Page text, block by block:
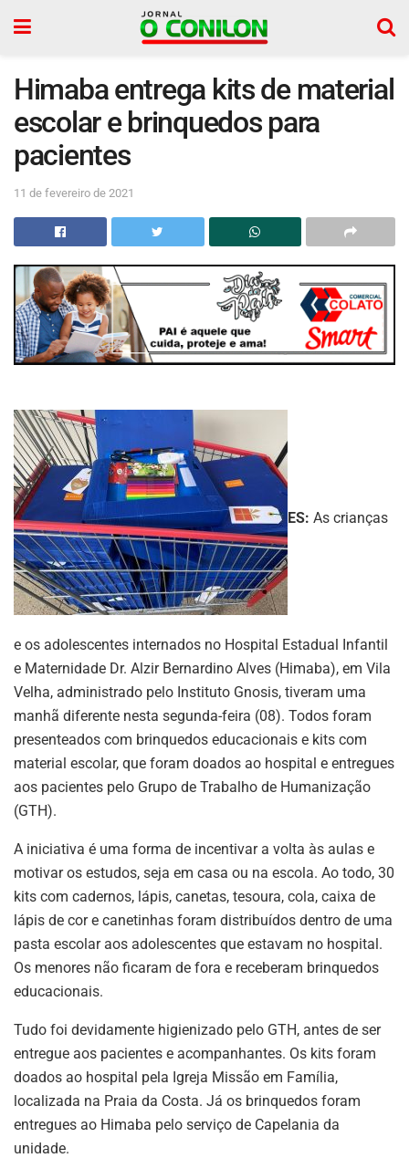
Himaba entrega kits de material
escolar e brinquedos para
pacientes
11 de fevereiro de 2021
ES: As crianças
e os adolescentes internados no Hospital Estadual Infantil
e Maternidade Dr. Alzir Bernardino Alves (Himaba), em Vila
Velha, administrado pelo Instituto Gnosis, tiveram uma
manhã diferente nesta segunda-feira (08). Todos foram
presenteados com brinquedos educacionais e kits com
material escolar, que foram doados ao hospital e entregues
aos pacientes pelo Grupo de Trabalho de Humanização
(GTH).
A iniciativa é uma forma de incentivar a volta às aulas e
motivar os estudos, seja em casa ou na escola. Ao todo, 30
kits com cadernos, lápis, canetas, tesoura, cola, caixa de
lápis de cor e canetinhas foram distribuídos dentro de uma
pasta escolar aos adolescentes que estavam no hospital.
Os menores não ficaram de fora e receberam brinquedos
educacionais.
Tudo foi devidamente higienizado pelo GTH, antes de ser
entregue aos pacientes e acompanhantes. Os kits foram
doados ao hospital pela Igreja Missão em Família,
localizada na Praia da Costa. Já os brinquedos foram
entregues ao Himaba pelo serviço de Capelania da
unidade.